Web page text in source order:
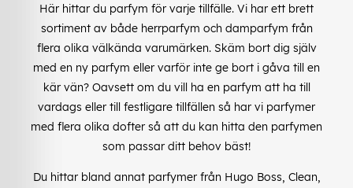
Här hittar du parfym för varje tillfälle. Vi har ett brett
sortiment av både herrparfym och damparfym från
flera olika välkända varumärken. Skäm bort dig själv
med en ny parfym eller varför inte ge bort i gåva till en
kär vän? Oavsett om du vill ha en parfym att ha till
vardags eller till festligare tillfällen så har vi parfymer
med flera olika dofter så att du kan hitta den parfymen
som passar ditt behov bäst!
Du hittar bland annat parfymer från Hugo Boss, Clean,